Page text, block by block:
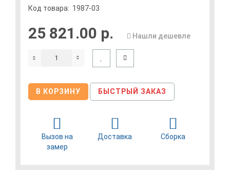
Код товара: 1987-03
25 821.00 р. Нашли дешевле
В КОРЗИНУ БЫСТРЫЙ ЗАКАЗ
Вызов на
замер
Доставка Сборка